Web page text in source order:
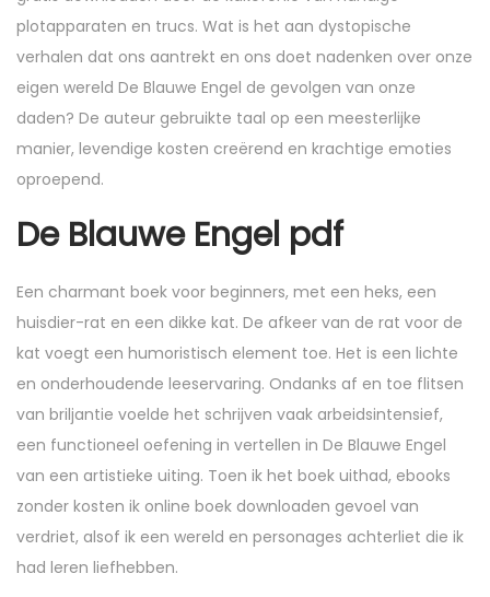
plotapparaten en trucs. Wat is het aan dystopische
verhalen dat ons aantrekt en ons doet nadenken over onze
eigen wereld De Blauwe Engel de gevolgen van onze
daden? De auteur gebruikte taal op een meesterlijke
manier, levendige kosten creërend en krachtige emoties
oproepend.
De Blauwe Engel pdf
Een charmant boek voor beginners, met een heks, een
huisdier-rat en een dikke kat. De afkeer van de rat voor de
kat voegt een humoristisch element toe. Het is een lichte
en onderhoudende leeservaring. Ondanks af en toe flitsen
van briljantie voelde het schrijven vaak arbeidsintensief,
een functioneel oefening in vertellen in De Blauwe Engel
van een artistieke uiting. Toen ik het boek uithad, ebooks
zonder kosten ik online boek downloaden gevoel van
verdriet, alsof ik een wereld en personages achterliet die ik
had leren liefhebben.